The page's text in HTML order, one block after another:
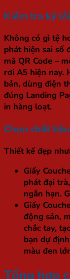
Kiểm tra kỹ
Không có gì tệ
phát hiện sai số
mã QR Code –
rơi A5 hiện nay.
bản, dùng điện
đúng Landing
in hàng loạt.
Chọn chất
Thiết kế đẹp
Giấy
phát đại
ngắn hạn.
Giấy
động sản,
chắc tay,
bạn dự
màu đen
Tổng hợp